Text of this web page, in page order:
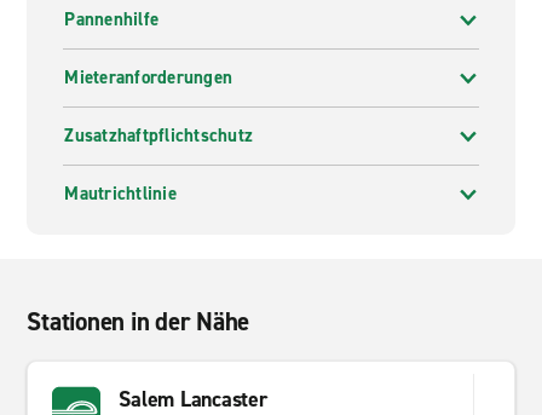
Pannenhilfe
Mieteranforderungen
Zusatzhaftpflichtschutz
Mautrichtlinie
Stationen in der Nähe
Salem Lancaster